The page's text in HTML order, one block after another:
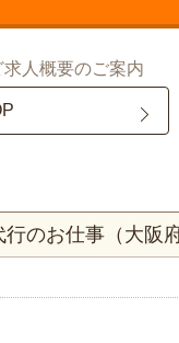
人概要のご案内
のお仕事（大阪